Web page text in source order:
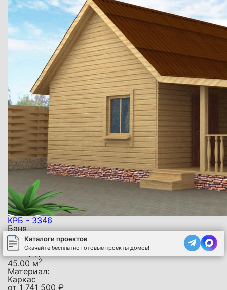
КРБ - 3346
Баня
Размер:
8 х 6 м
Площадь:
45.00 м2
Материал:
Каркас
от1 741 500 ₽
Каталоги проектов
Скачайте бесплатно готовые проекты домов!